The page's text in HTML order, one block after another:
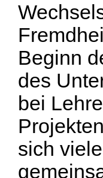
Beginn
des
bei
sich